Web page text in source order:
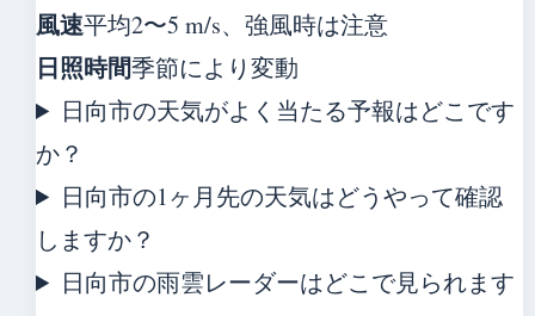
風速平均2〜5 m/s、強風時は注意
日照時間季節により変動
日向市の天気がよく当たる予報はどこです
か？
日向市の1ヶ月先の天気はどうやって確認
しますか？
日向市の雨雲レーダーはどこで見られます